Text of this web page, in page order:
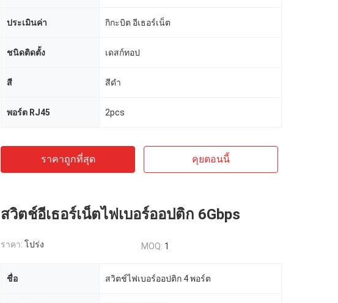
ประเมินค่า กิกะบิต อีเธอร์เน็ต
ชนิดติดตั้ง เดสก์ทอป
สี สีดำ
พอร์ต RJ45 2pcs
ราคาถูกที่สุด คุยตอนนี้
สวิตช์อีเธอร์เน็ตไฟเบอร์ออปติก 6Gbps
ราคา: โปร่ง MOQ: 1
ชื่อ สวิตช์ไฟเบอร์ออปติก 4 พอร์ต